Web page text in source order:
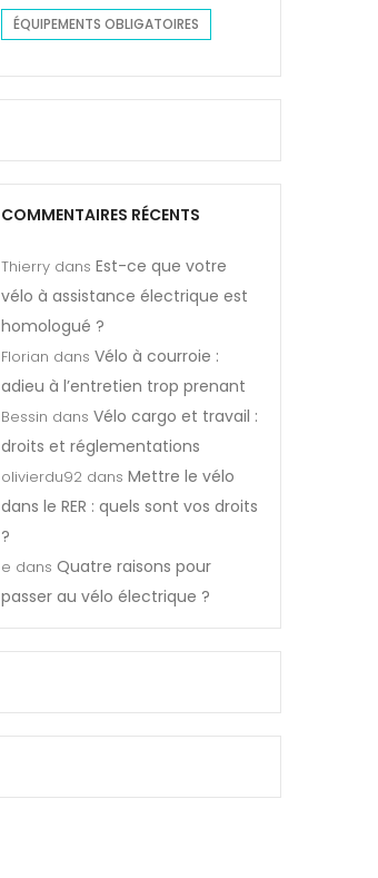
ÉQUIPEMENTS OBLIGATOIRES
COMMENTAIRES RÉCENTS
Thierry dans Est-ce que votre
vélo à assistance électrique est
homologué ?
Florian dans Vélo à courroie :
adieu à l’entretien trop prenant
Bessin dans Vélo cargo et travail :
droits et réglementations
olivierdu92 dans Mettre le vélo
dans le RER : quels sont vos droits
?
e dans Quatre raisons pour
passer au vélo électrique ?